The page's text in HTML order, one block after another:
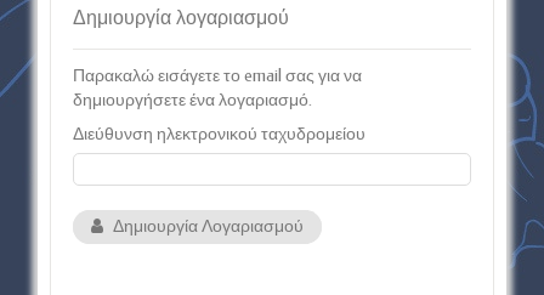
Δημιουργία λογαριασμού
Παρακαλώ εισάγετε το email σας για να
δημιουργήσετε ένα λογαριασμό.
Διεύθυνση ηλεκτρονικού ταχυδρομείου
Δημιουργία Λογαριασμού